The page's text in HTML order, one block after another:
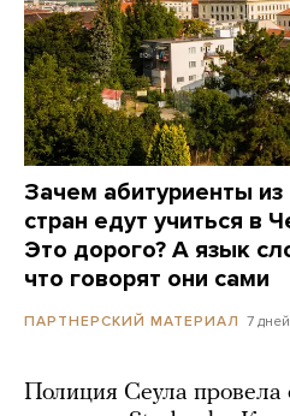
Зачем абитуриенты из
стран едут учиться в
Это дорого? А язык
что говорят они сами
ПАРТНЕРСКИЙ МАТЕРИАЛ 7
Полиция Сеула провела